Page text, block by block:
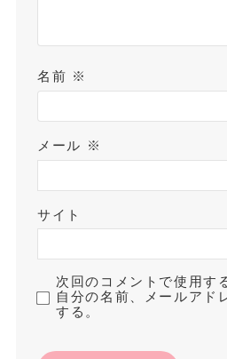
名前 ※
メール ※
サイト
次回のコメントで使用す
自分の名前、メールアド
する。